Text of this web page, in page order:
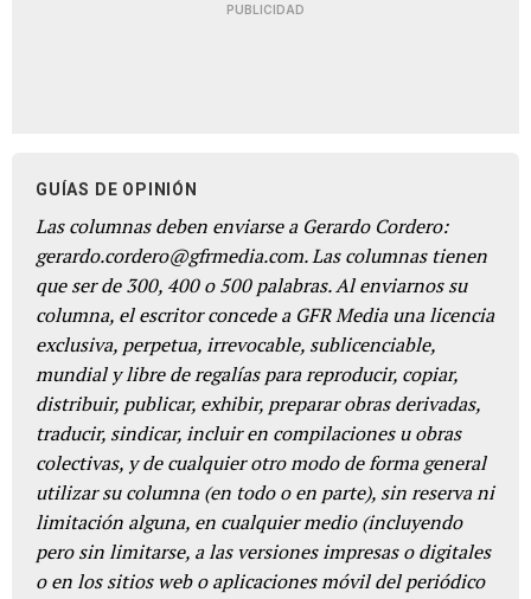
PUBLICIDAD
GUÍAS DE OPINIÓN
Las columnas deben enviarse a Gerardo Cordero:
gerardo.cordero@gfrmedia.com. Las columnas tienen
que ser de 300, 400 o 500 palabras. Al enviarnos su
columna, el escritor concede a GFR Media una licencia
exclusiva, perpetua, irrevocable, sublicenciable,
mundial y libre de regalías para reproducir, copiar,
distribuir, publicar, exhibir, preparar obras derivadas,
traducir, sindicar, incluir en compilaciones u obras
colectivas, y de cualquier otro modo de forma general
utilizar su columna (en todo o en parte), sin reserva ni
limitación alguna, en cualquier medio (incluyendo
pero sin limitarse, a las versiones impresas o digitales
o en los sitios web o aplicaciones móvil del periódico